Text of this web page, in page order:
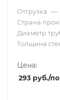
Отгрузка —
Страна
Диаметр
Толщина
Цена:
293 руб./